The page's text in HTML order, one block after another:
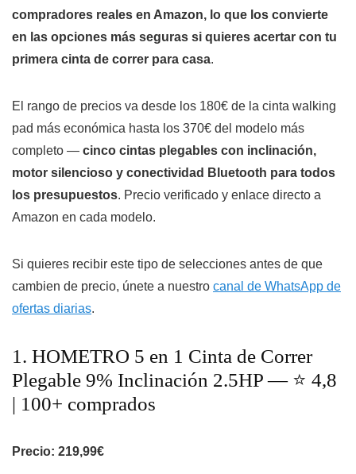
compradores reales en Amazon, lo que los convierte
en las opciones más seguras si quieres acertar con tu
primera cinta de correr para casa.
El rango de precios va desde los 180€ de la cinta walking
pad más económica hasta los 370€ del modelo más
completo — cinco cintas plegables con inclinación,
motor silencioso y conectividad Bluetooth para todos
los presupuestos. Precio verificado y enlace directo a
Amazon en cada modelo.
Si quieres recibir este tipo de selecciones antes de que
cambien de precio, únete a nuestro canal de WhatsApp de
ofertas diarias.
1. HOMETRO 5 en 1 Cinta de Correr
Plegable 9% Inclinación 2.5HP — ⭐ 4,8
| 100+ comprados
Precio: 219,99€